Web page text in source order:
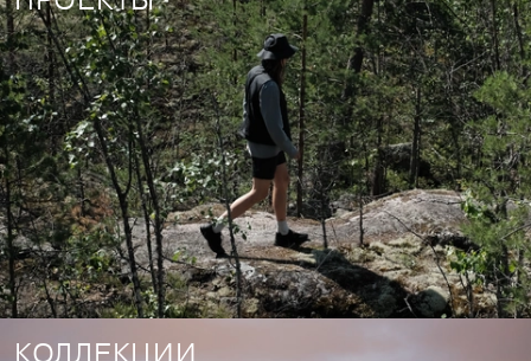
КОЛЛЕКЦИИ